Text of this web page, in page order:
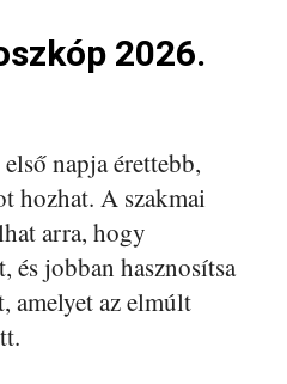
2026.
napja érettebb,
hozhat. A szakmai
arra, hogy
és jobban hasznosítsa
amelyet az elmúlt